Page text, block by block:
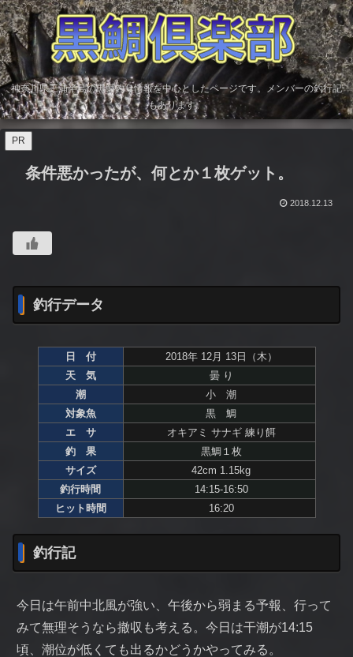
神奈川県三浦半島の黒鯛釣り情報を中心としたページです。メンバーの釣行記
もあります。
PR
条件悪かったが、何とか１枚ゲット。
2018.12.13
釣行データ
日 付
2018年 12月 13日（木）
天 気
曇 り
潮
小 潮
対象魚
黒 鯛
エ サ
オキアミ サナギ 練り餌
釣 果
黒鯛１枚
サイズ
42cm 1.15kg
釣行時間
14:15-16:50
ヒット時間
16:20
釣行記
今日は午前中北風が強い、午後から弱まる予報、行って
みて無理そうなら撤収も考える。今日は干潮が14:15
頃、潮位が低くても出るかどうかやってみる。